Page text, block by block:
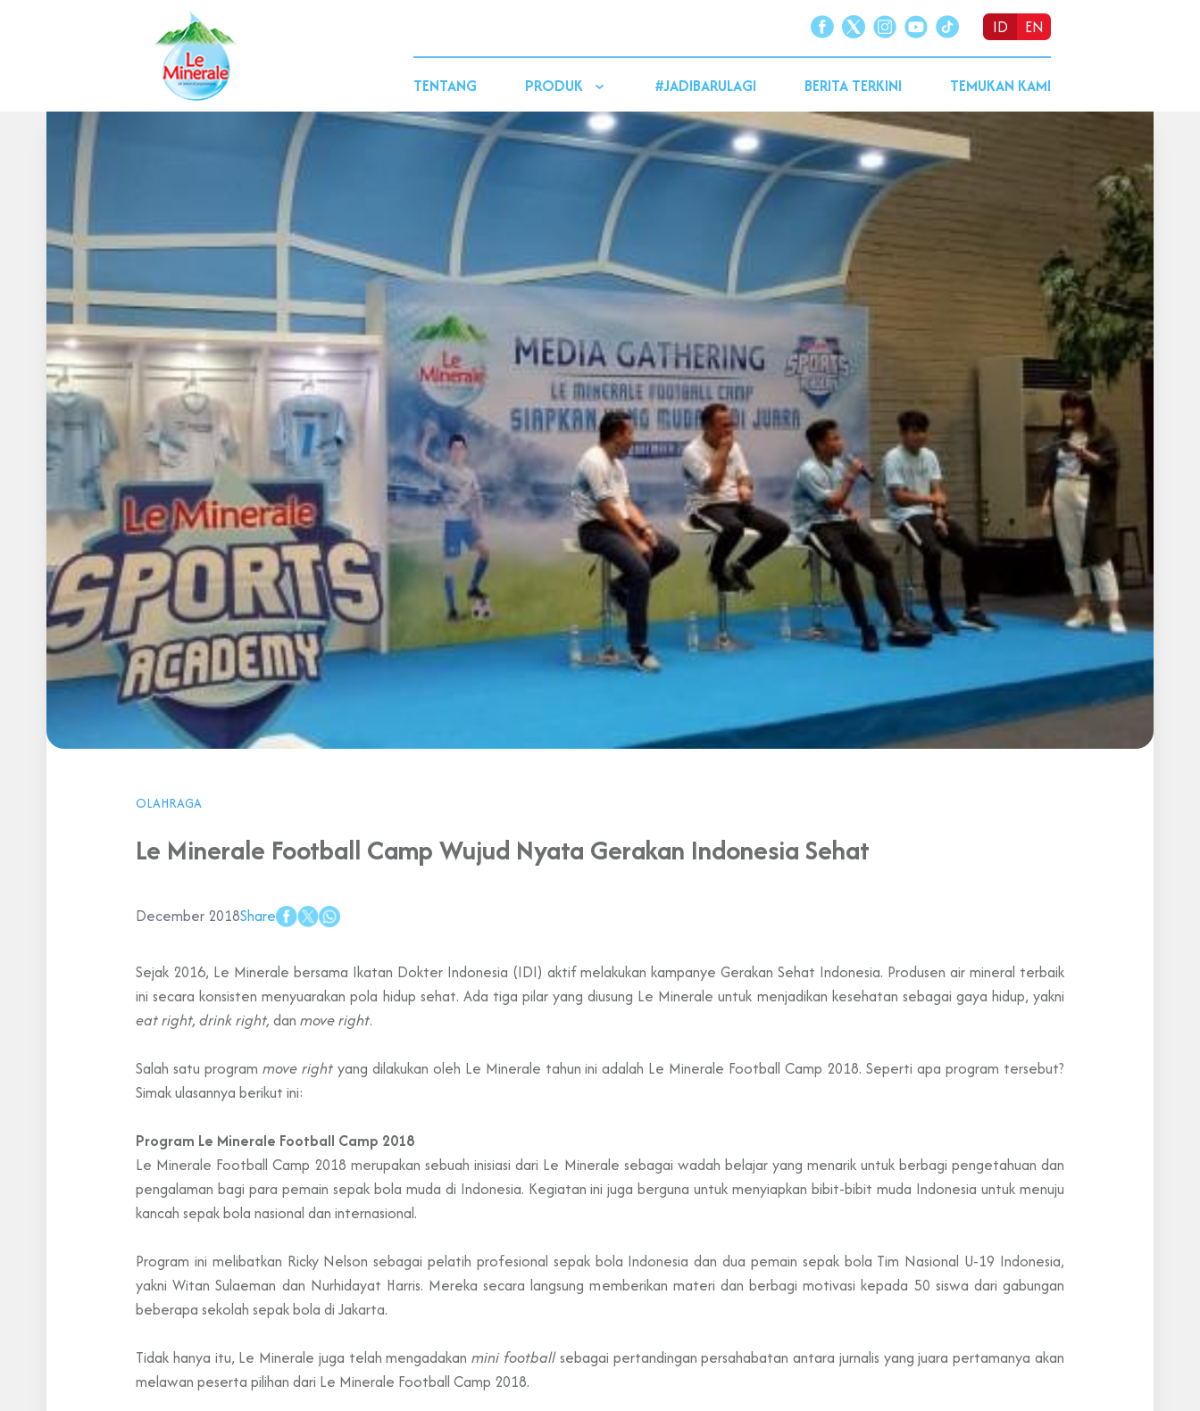
ID EN
TENTANG PRODUK #JADIBARULAGI BERITA TERKINI TEMUKAN KAMI
OLAHRAGA
Le Minerale Football Camp Wujud Nyata Gerakan Indonesia Sehat
December 2018Share
Sejak 2016, Le Minerale bersama Ikatan Dokter Indonesia (IDI) aktif melakukan kampanye Gerakan Sehat Indonesia. Produsen air mineral terbaik
ini secara konsisten menyuarakan pola hidup sehat. Ada tiga pilar yang diusung Le Minerale untuk menjadikan kesehatan sebagai gaya hidup, yakni
eat right, drink right, dan move right.
Salah satu program move rightyang dilakukan oleh Le Minerale tahun ini adalah Le Minerale Football Camp 2018. Seperti apa program tersebut?
Simak ulasannya berikut ini:
Program Le Minerale Football Camp 2018
Le Minerale Football Camp 2018 merupakan sebuah inisiasi dari Le Minerale sebagai wadah belajar yang menarik untuk berbagi pengetahuan dan
pengalaman bagi para pemain sepak bola muda di Indonesia. Kegiatan ini juga berguna untuk menyiapkan bibit-bibit muda Indonesia untuk menuju
kancah sepak bola nasional dan internasional.
Program ini melibatkan Ricky Nelson sebagai pelatih profesional sepak bola Indonesia dan dua pemain sepak bola Tim Nasional U-19 Indonesia,
yakni Witan Sulaeman dan Nurhidayat Harris. Mereka secara langsung memberikan materi dan berbagi motivasi kepada 50 siswa dari gabungan
beberapa sekolah sepak bola di Jakarta.
Tidak hanya itu, Le Minerale juga telah mengadakanmini footballsebagai pertandingan persahabatan antara jurnalis yang juara pertamanya akan
melawan peserta pilihan dari Le Minerale Football Camp 2018.